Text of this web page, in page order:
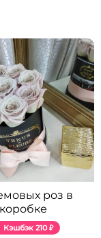
роз в
коробке
Кэшбэк 210 ₽